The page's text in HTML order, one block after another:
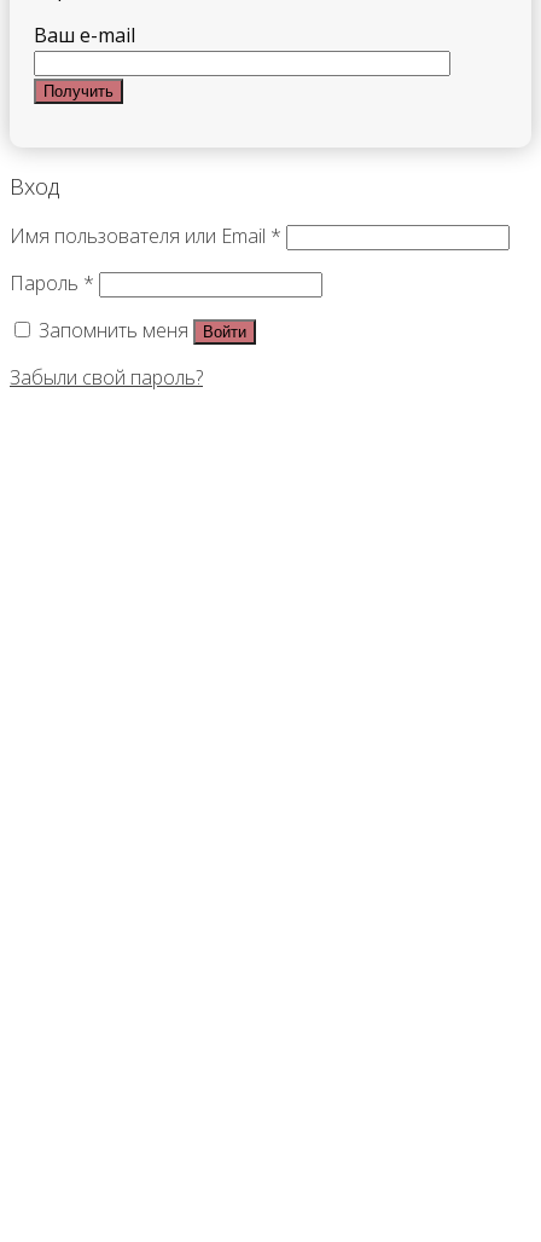
Ваш e-mail
Вход
Имя пользователя или Email *
Пароль *
Запомнить меня
Войти
Забыли свой пароль?